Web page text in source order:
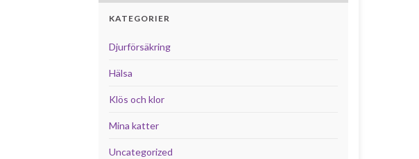
KATEGORIER
Djurförsäkring
Hälsa
Klös och klor
Mina katter
Uncategorized